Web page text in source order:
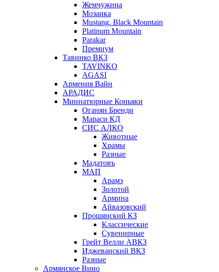
Жемчужина
Мозаика
Mustang. Black Mountain
Platinum Mountain
Parakar
Премиум
Тавинко ВКЗ
TAVINKO
AGASI
Армения Вайн
АРАДИС
Миниатюрные Коньяки
Оганян Бренди
Мараси КД
СИС АЛКО
Животные
Храмы
Разные
Мадатовъ
МАП
Арамэ
Золотой
Армина
Айвазовский
Прошянский КЗ
Классические
Сувенирные
Грейт Велли АВКЗ
Иджеванский ВКЗ
Разные
Армянское Вино